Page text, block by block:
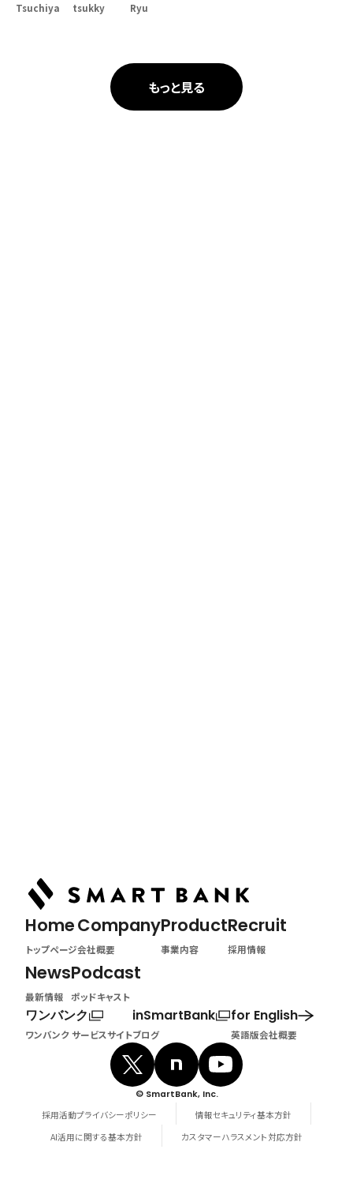
Tsuchiya tsukky Ryu
もっと見る
Home
トップページ
Company
会社概要
Product
事業内容
Recruit
採用情報
News
最新情報
Podcast
ポッドキャスト
ワンバンク
ワンバンク サービスサイト
inSmartBank
ブログ
for English
英語版会社概要
© SmartBank, Inc.
採用活動プライバシーポリシー
情報セキュリティ基本方針
AI活用に関する基本方針
カスタマーハラスメント対応方針